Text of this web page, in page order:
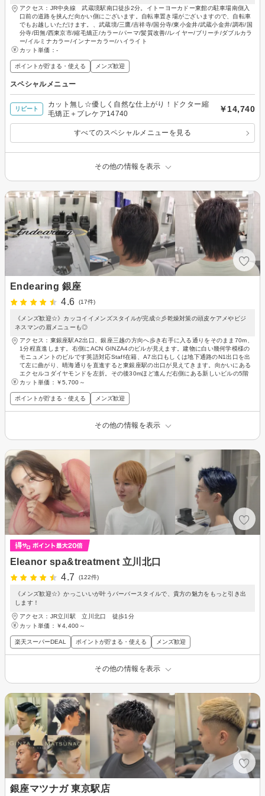
アクセス：JR中央線 武蔵境駅南口徒歩2分。イトーヨーカドー東館の駐車場南側入
口前の道路を挟んだ向かい側にございます。自転車置き場がございますので、自転車
でもお越しいただけます。、武蔵境/三鷹/吉祥寺/国分寺/東小金井/武蔵小金井/調布/国
分寺/田無/西東京市/縮毛矯正/カラー/パーマ/髪質改善//レイヤー/ブリーチ/ダブルカラ
ー/イルミナカラー/インナーカラー/ハイライト
カット単価： -
ポイントが貯まる・使える メンズ歓迎
スペシャルメニュー
リピート
カット無し☆優しく自然な仕上がり！ドクター縮
毛矯正＋プレケア14740
￥14,740
すべてのスペシャルメニューを見る
その他の情報を表示
Endearing 銀座
4.6
(17件)
《メンズ歓迎☆》カッコイイメンズスタイルが完成☆彡乾燥対策の頭皮ケアメやビジ
ネスマンの眉メニューも◎
アクセス：東銀座駅A2出口、銀座三越の方向へ歩き右手に入る通りをそのまま70m、
1分程直進します。右側にACN GINZA4のビルが見えます。建物に白い幾何学模様の
モニュメントのビルです英語対応Staff在籍、A7出口もしくは地下通路のN1出口を出
て左に曲がり、晴海通りを直進すると東銀座駅の出口が見えてきます。向かいにある
エクセルコダイヤモンドを左折。その後30mほど進んだ右側にある新しいビルの5階
カット単価： ￥5,700～
ポイントが貯まる・使える メンズ歓迎
その他の情報を表示
Eleanor spa&treatment 立川北口
4.7
(122件)
《メンズ歓迎☆》かっこいいが叶うバーバースタイルで、貴方の魅力をもっと引き出
します！
アクセス：JR立川駅 立川北口 徒歩1分
カット単価： ￥4,400～
楽天スーパーDEAL ポイントが貯まる・使える メンズ歓迎
その他の情報を表示
銀座マツナガ 東京駅店